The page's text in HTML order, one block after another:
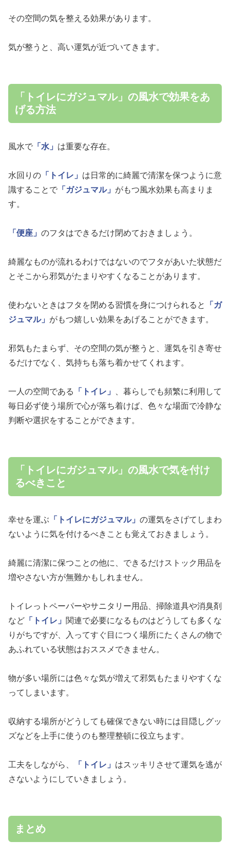
その空間の気を整える効果があります。
気が整うと、高い運気が近づいてきます。
「トイレにガジュマル」の風水で効果をあ
げる方法
風水で 「水」 は重要な存在。
水回りの 「トイレ」 は日常的に綺麗で清潔を保つように意
識することで 「ガジュマル」 がもつ風水効果も高まりま
す。
「便座」 のフタはできるだけ閉めておきましょう。
綺麗なものが流れるわけではないのでフタがあいた状態だ
とそこから邪気がたまりやすくなることがあります。
使わないときはフタを閉める習慣を身につけられると
「ガ
ジュマル」 がもつ嬉しい効果をあげることができます。
邪気もたまらず、その空間の気が整うと、運気を引き寄せ
るだけでなく、気持ちも落ち着かせてくれます。
一人の空間である 「トイレ」
、暮らしでも頻繁に利用して
毎日必ず使う場所で心が落ち着けば、色々な場面で冷静な
判断や選択をすることができます。
「トイレにガジュマル」の風水で気を付け
るべきこと
幸せを運ぶ 「トイレにガジュマル」 の運気をさげてしまわ
ないように気を付けるべきことも覚えておきましょう。
綺麗に清潔に保つことの他に、できるだけストック用品を
増やさない方が無難かもしれません。
トイレっトペーパーやサニタリー用品、掃除道具や消臭剤
など 「トイレ」 関連で必要になるものはどうしても多くな
りがちですが、入ってすぐ目につく場所にたくさんの物で
あふれている状態はおススメできません。
物が多い場所には色々な気が増えて邪気もたまりやすくな
ってしまいます。
収納する場所がどうしても確保できない時には目隠しグッ
ズなどを上手に使うのも整理整頓に役立ちます。
工夫をしながら、 「トイレ」 はスッキリさせて運気を逃が
さないようにしていきましょう。
まとめ